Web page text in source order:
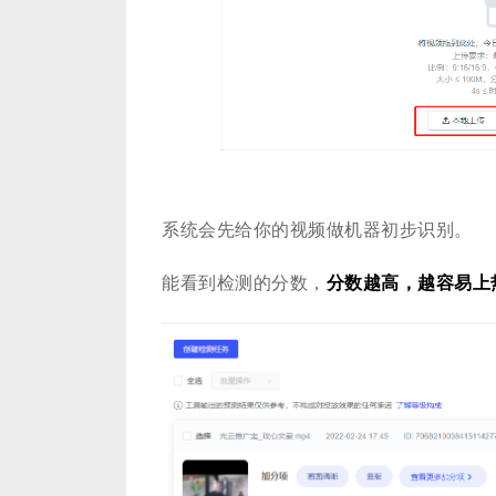
系统会先给你的视频做机器初步识别。
能看到检测的分数， 分数越高，越容易上